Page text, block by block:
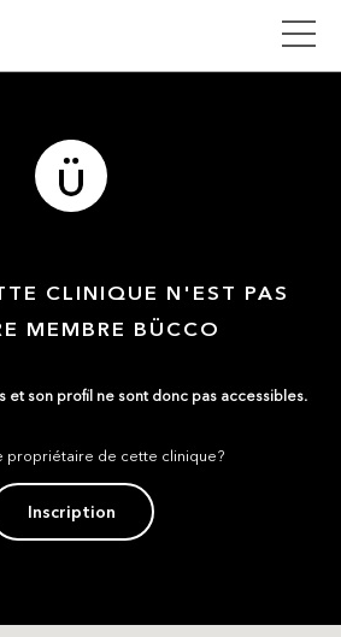
CLINIQUE N'EST PAS
MEMBRE BÜCCO
et son profil ne sont donc pas accessibles.
propriétaire de cette clinique?
Inscription